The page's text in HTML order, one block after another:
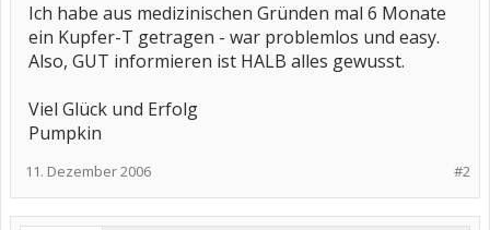
Ich habe aus medizinischen Gründen mal 6 Monate
ein Kupfer-T getragen - war problemlos und easy.
Also, GUT informieren ist HALB alles gewusst.
Viel Glück und Erfolg
Pumpkin
#2
11. Dezember 2006